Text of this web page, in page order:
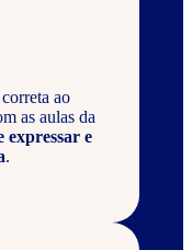
ao
as aulas da
expressar e
.